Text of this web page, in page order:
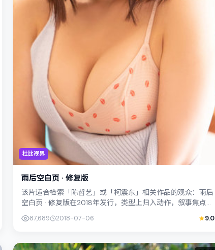
杜比视界
雨后空白页 · 修复版
该片适合检索「陈哲艺」或「柯震东」相关作品的观众：雨后
空白页 · 修复版在2018年发行，类型上归入动作，叙事焦点落
87,689 2018-07-06 9.0